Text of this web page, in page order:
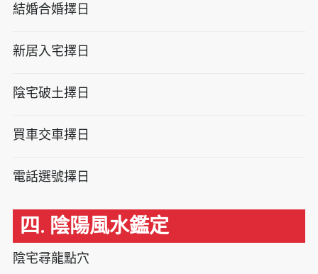
結婚合婚擇日
新居入宅擇日
陰宅破土擇日
買車交車擇日
電話選號擇日
四. 陰陽風水鑑定
陰宅尋龍點穴